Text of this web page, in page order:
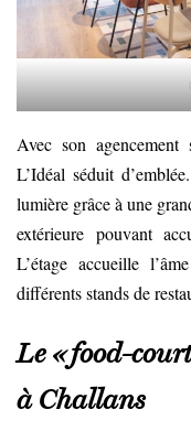
Avec son
L’Idéal séduit
lumière grâce à une
extérieure pouvant
L’étage accueille
différents stands de
Le « food-
à Challans